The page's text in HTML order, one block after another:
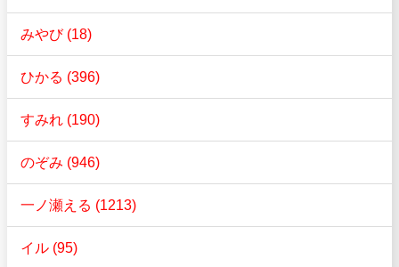
みやび (18)
ひかる (396)
すみれ (190)
のぞみ (946)
一ノ瀬える (1213)
イル (95)